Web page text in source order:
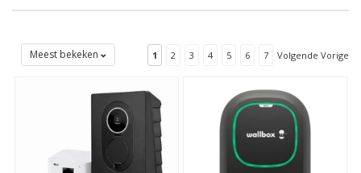
Welk soort laadstation voor de BMW i3?
als gezegd laden via 1 fase met 32 ampère. Hiervoor is een EV
Laadbox Type 2, 1 fase, 32A geschikt.
ons overzicht met alle
laadstations voor BMW. Op zoek naar
een laadstation voor een ander merk dan BMW? Maak dan uw
keuze bij ons uitgebreide overzicht met laadboxen voor alle
automerken. Of kijk als vermeld direct hieronder voor alle
laadboxen die geschikt zijn voor het modelBMW i3.
Meest bekeken 1 2 3 4 5 6 7 Volgende Vorige